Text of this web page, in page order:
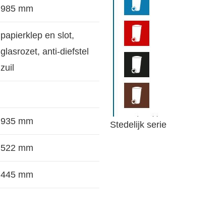
985 mm
papierklep en slot,
glasrozet, anti-diefstel
zuil
935 mm
522 mm
445 mm
Stedelijk serie